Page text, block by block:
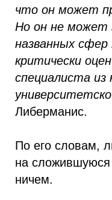
что он может
Но он не может
названных
критически
специалиста из
Либерманис.
По его словам,
на сложившуюся
ничем.